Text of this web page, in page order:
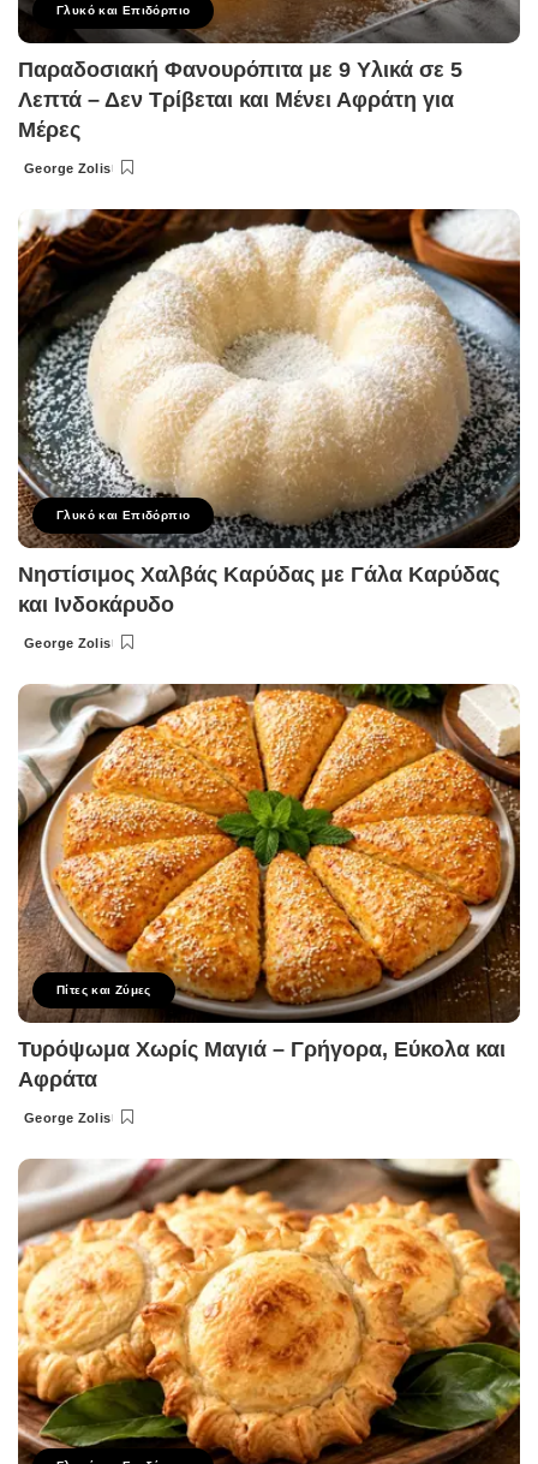
Γλυκό και Επιδόρπιο
Παραδοσιακή Φανουρόπιτα με 9 Υλικά σε 5
Λεπτά – Δεν Τρίβεται και Μένει Αφράτη για
Μέρες
Posted
George Zolis
Γλυκό και Επιδόρπιο
Νηστίσιμος Χαλβάς Καρύδας με Γάλα Καρύδας
και Ινδοκάρυδο
Posted
George Zolis
Πίτες και Ζύμες
Τυρόψωμα Χωρίς Μαγιά – Γρήγορα, Εύκολα και
Αφράτα
Posted
George Zolis